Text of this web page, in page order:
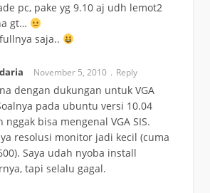
pc, pake yg 9.10 aj udh lemot2
gt…
saja..
November 5, 2010 Reply
dengan dukungan untuk VGA
pada ubuntu versi 10.04
nggak bisa mengenal VGA SIS.
resolusi monitor jadi kecil (cuma
Saya udah nyoba install
tapi selalu gagal.